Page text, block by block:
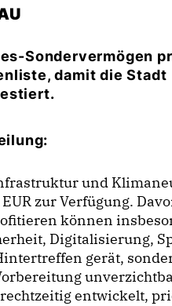
Sondervermögen
damit die Stadt
und
zur Verfügung.
können
Digitalisierung,
gerät,
entwickelt,